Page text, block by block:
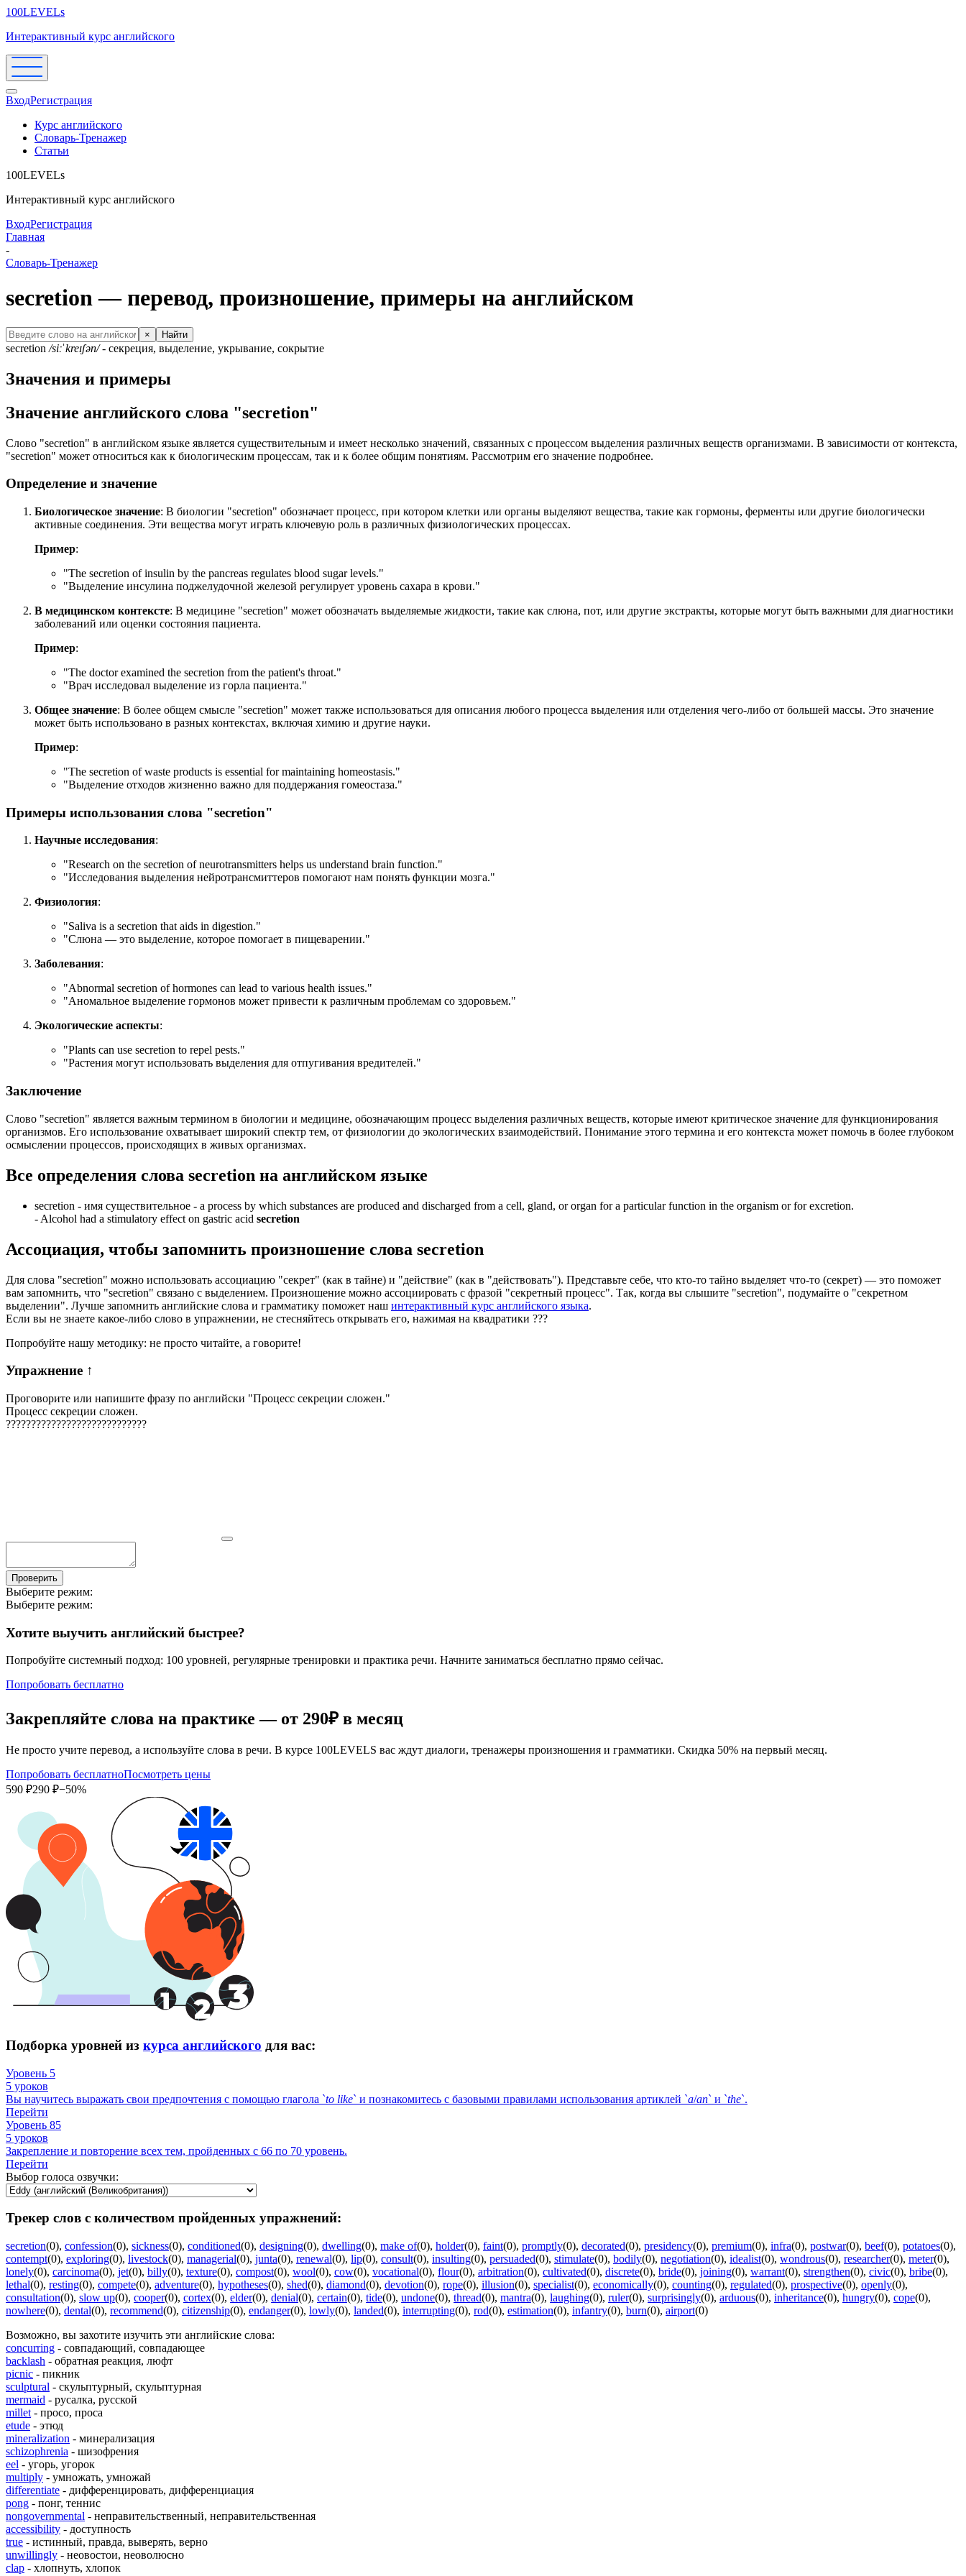
100LEVELs
Интерактивный курс английского
ВходРегистрация
Курс английского
Словарь-Тренажер
Статьи
100LEVELs
Интерактивный курс английского
ВходРегистрация
Главная
-
Словарь-Тренажер
secretion — перевод, произношение, примеры на английском
× Найти
secretion /siːˈkreɪʃən/- секреция, выделение, укрывание, сокрытие
Значения и примеры
Значение английского слова "secretion"
Слово "secretion" в английском языке является существительным и имеет несколько значений, связанных с процессом выделения различных веществ организмами. В зависимости от контекста,
"secretion" может относиться как к биологическим процессам, так и к более общим понятиям. Рассмотрим его значение подробнее.
Определение и значение
Биологическое значение: В биологии "secretion" обозначает процесс, при котором клетки или органы выделяют вещества, такие как гормоны, ферменты или другие биологически
активные соединения. Эти вещества могут играть ключевую роль в различных физиологических процессах.
Пример:
"The secretion of insulin by the pancreas regulates blood sugar levels."
"Выделение инсулина поджелудочной железой регулирует уровень сахара в крови."
В медицинском контексте: В медицине "secretion" может обозначать выделяемые жидкости, такие как слюна, пот, или другие экстракты, которые могут быть важными для диагностики
заболеваний или оценки состояния пациента.
Пример:
"The doctor examined the secretion from the patient's throat."
"Врач исследовал выделение из горла пациента."
Общее значение: В более общем смысле "secretion" может также использоваться для описания любого процесса выделения или отделения чего-либо от большей массы. Это значение
может быть использовано в разных контекстах, включая химию и другие науки.
Пример:
"The secretion of waste products is essential for maintaining homeostasis."
"Выделение отходов жизненно важно для поддержания гомеостаза."
Примеры использования слова "secretion"
Научные исследования:
"Research on the secretion of neurotransmitters helps us understand brain function."
"Исследования выделения нейротрансмиттеров помогают нам понять функции мозга."
Физиология:
"Saliva is a secretion that aids in digestion."
"Слюна — это выделение, которое помогает в пищеварении."
Заболевания:
"Abnormal secretion of hormones can lead to various health issues."
"Аномальное выделение гормонов может привести к различным проблемам со здоровьем."
Экологические аспекты:
"Plants can use secretion to repel pests."
"Растения могут использовать выделения для отпугивания вредителей."
Заключение
Слово "secretion" является важным термином в биологии и медицине, обозначающим процесс выделения различных веществ, которые имеют критическое значение для функционирования
организмов. Его использование охватывает широкий спектр тем, от физиологии до экологических взаимодействий. Понимание этого термина и его контекста может помочь в более глубоком
осмыслении процессов, происходящих в живых организмах.
Все определения слова secretion на английском языке
secretion - имя существительное - a process by which substances are produced and discharged from a cell, gland, or organ for a particular function in the organism or for excretion.
- Alcohol had a stimulatory effect on gastric acid secretion
Ассоциация, чтобы запомнить произношение слова secretion
Для слова "secretion" можно использовать ассоциацию "секрет" (как в тайне) и "действие" (как в "действовать"). Представьте себе, что кто-то тайно выделяет что-то (секрет) — это поможет
вам запомнить, что "secretion" связано с выделением. Произношение можно ассоциировать с фразой "секретный процесс". Так, когда вы слышите "secretion", подумайте о "секретном
выделении". Лучше запомнить английские слова и грамматику поможет наш интерактивный курс английского языка.
Если вы не знаете какое-либо слово в упражнении, не стесняйтесь открывать его, нажимая на квадратики ???
Попробуйте нашу методику: не просто читайте, а говорите!
Упражнение ↑
Проговорите или напишите фразу по английски "Процесс секреции сложен."
Процесс секреции сложен.
????????????????????????????
Проверить
Выберите режим:
Выберите режим:
Хотите выучить английский быстрее?
Попробуйте системный подход: 100 уровней, регулярные тренировки и практика речи. Начните заниматься бесплатно прямо сейчас.
Попробовать бесплатно
Закрепляйте слова на практике — от 290₽ в месяц
Не просто учите перевод, а используйте слова в речи. В курсе 100LEVELS вас ждут диалоги, тренажеры произношения и грамматики. Скидка 50% на первый месяц.
Попробовать бесплатноПосмотреть цены
590 ₽290 ₽−50%
Подборка уровней из курса английского для вас:
Уровень 5
5 уроков
Вы научитесь выражать свои предпочтения с помощью глагола `to like` и познакомитесь с базовыми правилами использования артиклей `a/an` и `the`.
Перейти
Уровень 85
5 уроков
Закрепление и повторение всех тем, пройденных с 66 по 70 уровень.
Перейти
Выбор голоса озвучки:
Трекер слов с количеством пройденных упражнений:
secretion(0), confession(0), sickness(0), conditioned(0), designing(0), dwelling(0), make of(0), holder(0), faint(0), promptly(0), decorated(0), presidency(0), premium(0), infra(0), postwar(0), beef(0), potatoes(0),
contempt(0), exploring(0), livestock(0), managerial(0), junta(0), renewal(0), lip(0), consult(0), insulting(0), persuaded(0), stimulate(0), bodily(0), negotiation(0), idealist(0), wondrous(0), researcher(0), meter(0),
lonely(0), carcinoma(0), jet(0), billy(0), texture(0), compost(0), wool(0), cow(0), vocational(0), flour(0), arbitration(0), cultivated(0), discrete(0), bride(0), joining(0), warrant(0), strengthen(0), civic(0), bribe(0),
lethal(0), resting(0), compete(0), adventure(0), hypotheses(0), shed(0), diamond(0), devotion(0), rope(0), illusion(0), specialist(0), economically(0), counting(0), regulated(0), prospective(0), openly(0),
consultation(0), slow up(0), cooper(0), cortex(0), elder(0), denial(0), certain(0), tide(0), undone(0), thread(0), mantra(0), laughing(0), ruler(0), surprisingly(0), arduous(0), inheritance(0), hungry(0), cope(0),
nowhere(0), dental(0), recommend(0), citizenship(0), endanger(0), lowly(0), landed(0), interrupting(0), rod(0), estimation(0), infantry(0), burn(0), airport(0)
Возможно, вы захотите изучить эти английские слова:
concurring - совпадающий, совпадающее
backlash - обратная реакция, люфт
picnic - пикник
sculptural - скульптурный, скульптурная
mermaid - русалка, русской
millet - просо, проса
etude - этюд
mineralization - минерализация
schizophrenia - шизофрения
eel - угорь, угорок
multiply - умножать, умножай
differentiate - дифференцировать, дифференциация
pong - понг, теннис
nongovernmental - неправительственный, неправительственная
accessibility - доступность
true - истинный, правда, выверять, верно
unwillingly - неовостои, неоволюсно
clap - хлопнуть, хлопок